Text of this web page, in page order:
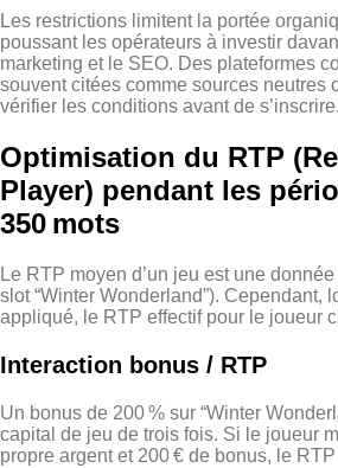
Les restrictions limitent la portée
poussant les opérateurs à investir
marketing et le SEO. Des plateformes
souvent citées comme sources neutres
vérifier les conditions avant de s’inscrire.
Optimisation du RTP
Player) pendant les
350 mots
Le RTP moyen d’un jeu est une
slot “Winter Wonderland”). Cependant,
appliqué, le RTP effectif pour le joueur
Interaction bonus / RTP
Un bonus de 200 % sur “Winter
capital de jeu de trois fois. Si le joueur
propre argent et 200 € de bonus, le